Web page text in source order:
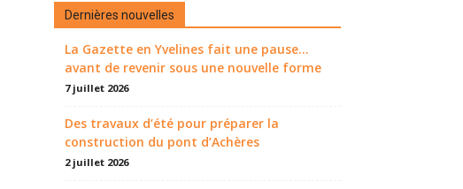
Dernières nouvelles
La Gazette en Yvelines fait une pause...
avant de revenir sous une nouvelle forme
7 juillet 2026
Des travaux d’été pour préparer la
construction du pont d’Achères
2 juillet 2026